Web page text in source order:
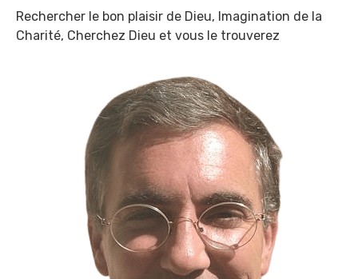
Rechercher le bon plaisir de Dieu, Imagination de la
Charité, Cherchez Dieu et vous le trouverez